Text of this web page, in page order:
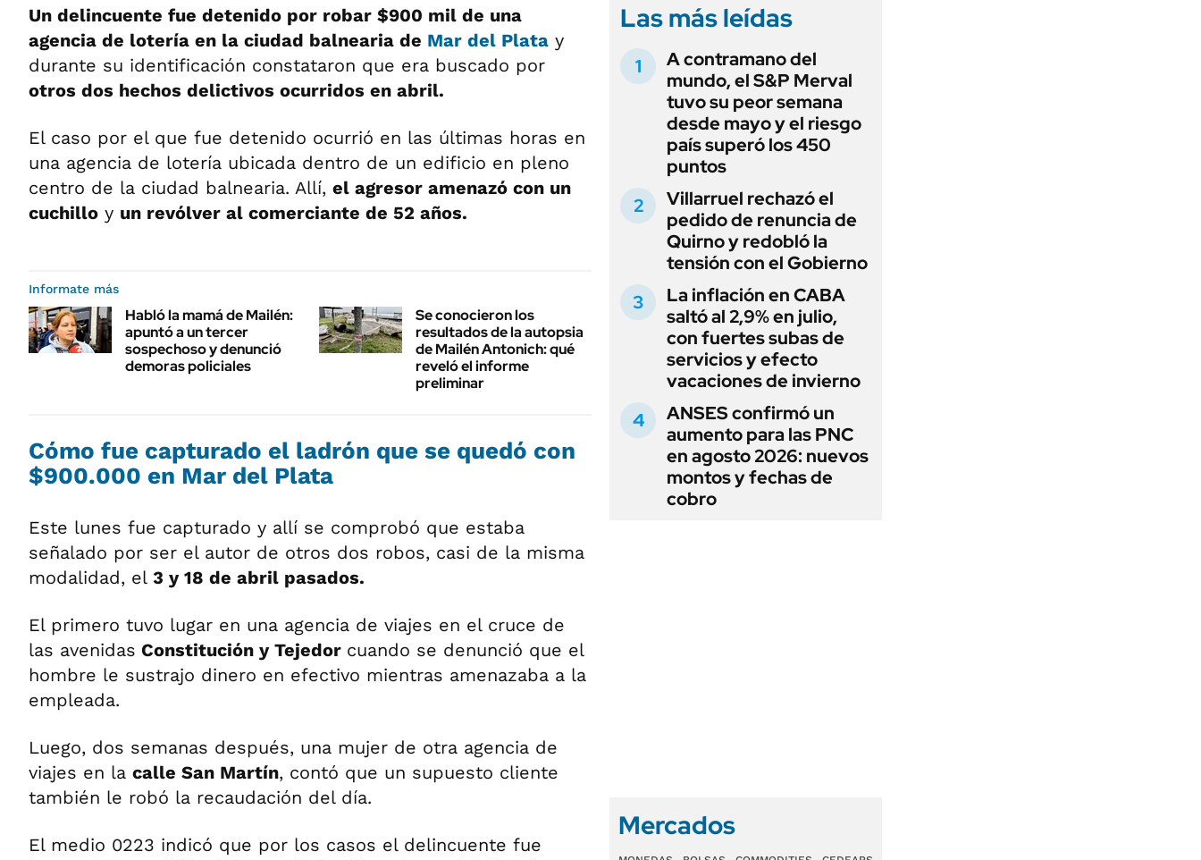
Un delincuente fue detenido por robar $900 mil de una
agencia de lotería en la ciudad balnearia de Mar del Plata y
durante su identificación constataron que era buscado por
otros dos hechos delictivos ocurridos en abril.
El caso por el que fue detenido ocurrió en las últimas horas en
una agencia de lotería ubicada dentro de un edificio en pleno
centro de la ciudad balnearia. Allí, el agresor amenazó con un
cuchillo y un revólver al comerciante de 52 años.
Informate más
Habló la mamá de Mailén:
apuntó a un tercer
sospechoso y denunció
demoras policiales
Se conocieron los
resultados de la autopsia
de Mailén Antonich: qué
reveló el informe
preliminar
Cómo fue capturado el ladrón que se quedó con
$900.000 en Mar del Plata
Este lunes fue capturado y allí se comprobó que estaba
señalado por ser el autor de otros dos robos, casi de la misma
modalidad, el 3 y 18 de abril pasados.
El primero tuvo lugar en una agencia de viajes en el cruce de
las avenidas Constitución y Tejedor cuando se denunció que el
hombre le sustrajo dinero en efectivo mientras amenazaba a la
empleada.
Luego, dos semanas después, una mujer de otra agencia de
viajes en la calle San Martín, contó que un supuesto cliente
también le robó la recaudación del día.
El medio 0223 indicó que por los casos el delincuente fue
Las más leídas
A contramano del
mundo, el S&P Merval
tuvo su peor semana
desde mayo y el riesgo
país superó los 450
puntos
Villarruel rechazó el
pedido de renuncia de
Quirno y redobló la
tensión con el Gobierno
La inflación en CABA
saltó al 2,9% en julio,
con fuertes subas de
servicios y efecto
vacaciones de invierno
ANSES confirmó un
aumento para las PNC
en agosto 2026: nuevos
montos y fechas de
cobro
Mercados